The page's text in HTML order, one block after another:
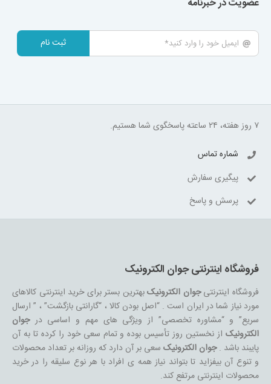
عضویت در خبرنامه
ثبت نام
۷ روز هفته، ۲۴ ساعته پاسخگوی شما هستیم.
شماره تماس
پیگیری سفارش
پرسش و پاسخ
فروشگاه اینترنتی جوان الکترونیک
فروشگاه اینترنتیجوان الکترونیکبهترین بستر برای خرید اینترنتی کالاهای
مورد نیاز شما در ایران است . “اصل بودن کالا ، “گارانتی بازگشت” ، ” ارسال
سریع” و “مشاوره تخصصی” از ویژگی های مهم و اساسی درجوان
الکترونیکاز نخستین روز تأسیس بوده و تمام سعی خود را کرده تا به آن
پایبند باشد .جوان الکترونیکسعی بر آن دارد که روزانه بر تعداد محصولات
و تنوع آن بیفزاید تا بتواند نیاز همه ی افراد با هر نوع سلیقه را در خرید
محصولات اینترنتی مرتفع کند.